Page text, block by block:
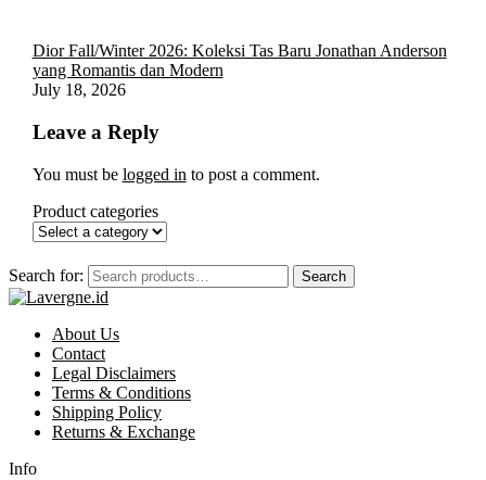
Dior Fall/Winter 2026: Koleksi Tas Baru Jonathan Anderson
yang Romantis dan Modern
July 18, 2026
Leave a Reply
You must be logged in to post a comment.
Product categories
Search for: Search
About Us
Contact
Legal Disclaimers
Terms & Conditions
Shipping Policy
Returns & Exchange
Info